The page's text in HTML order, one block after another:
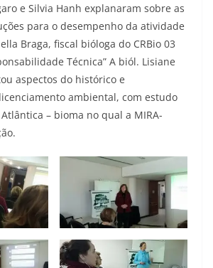
e Silvia Hanh explanaram sobre as
para o desempenho da atividade
Braga, fiscal bióloga do CRBio 03
Técnica” A biól. Lisiane
aspectos do histórico e
ambiental, com estudo
– bioma no qual a MIRA-